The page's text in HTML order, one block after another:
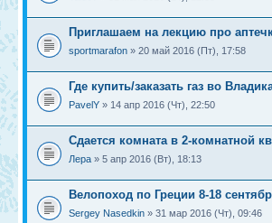
Приглашаем на лекцию про
sportmarafon » 20 май 2016 (Пт), 17:58
Где купить/заказать газ во
PavelY » 14 апр 2016 (Чт), 22:50
Сдается комната в 2-комнатной
Лера » 5 апр 2016 (Вт), 18:13
Велопоход по Греции 8-18
Sergey Nasedkin » 31 мар 2016 (Чт), 09:46